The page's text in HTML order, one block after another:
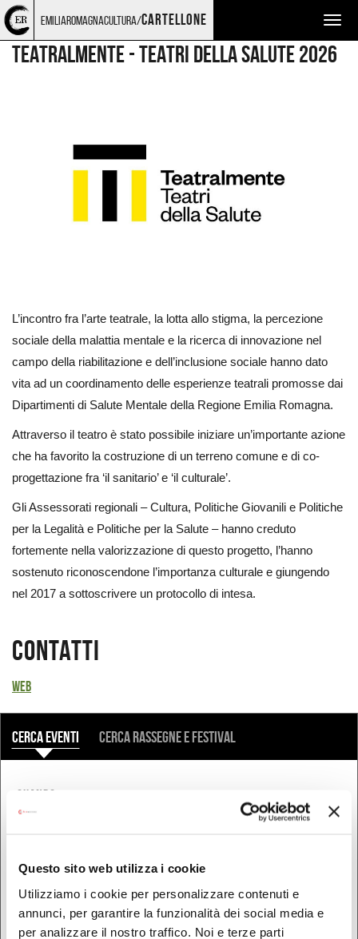
Questo sito web utilizza i cookie
Utilizziamo i cookie per personalizzare contenuti e
annunci, per garantire la funzionalità dei social media e
per analizzare il nostro traffico. Noi e terze parti
Torna
alla
home
page
Cerca
nel
sito
Salta
ai
contenuti
Salta
al
menu
principale
emiliaromagnacultura/cartellone
TEATRO E DANZA
TEATRALMENTE - TEATRI DELLA SALUTE 2026
L’incontro fra l’arte teatrale, la lotta allo stigma, la percezione
sociale della malattia mentale e la ricerca di innovazione nel
campo della riabilitazione e dell’inclusione sociale hanno dato
vita ad un coordinamento delle esperienze teatrali promosse dai
Dipartimenti di Salute Mentale della Regione Emilia Romagna.
Attraverso il teatro è stato possibile iniziare un’importante azione
che ha favorito la costruzione di un terreno comune e di co-
progettazione fra ‘il sanitario’ e ‘il culturale’.
Gli Assessorati regionali – Cultura, Politiche Giovanili e Politiche
per la Legalità e Politiche per la Salute – hanno creduto
fortemente nella valorizzazione di questo progetto, l’hanno
sostenuto riconoscendone l’importanza culturale e giungendo
nel 2017 a sottoscrivere un protocollo di intesa.
Contatti
Web
COSA
Cerca eventi Cerca rassegne e festival
QUANDO
Nel week-end
dal - al